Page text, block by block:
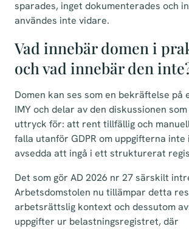
sparades, inget dokumenterades och
användes inte vidare.
Vad innebär domen i
och vad innebär den
Domen kan ses som en bekräftelse på
IMY och delar av den diskussionen
uttryck för: att rent tillfällig och
falla utanför GDPR om uppgifterna
avsedda att ingå i ett strukturerat
Det som gör AD 2026 nr 27 särskilt
Arbetsdomstolen nu tillämpar detta
arbetsrättslig kontext och dessutom
uppgifter ur belastningsregistret, där